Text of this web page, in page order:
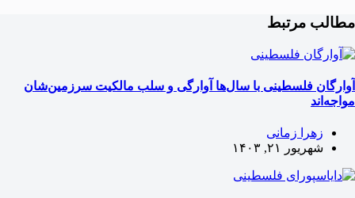
مطالب مرتبط
آوارگان فلسطینی با سال‌ها آوارگی و سلب مالكيت سرزمين‌شان
مواجه‌اند
زهرا زمانی
شهریور ۲۱, ۱۴۰۳